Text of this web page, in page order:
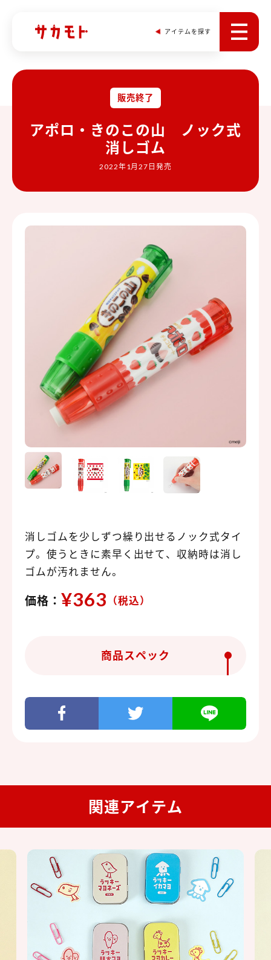
アイテムを探す
販売終了
アポロ・きのこの山 ノック式
消しゴム
2022年1月27日発売
消しゴムを少しずつ繰り出せるノック式タイ
プ。使うときに素早く出せて、収納時は消し
ゴムが汚れません。
価格： ¥363 （税込）
商品スペック
関連アイテム